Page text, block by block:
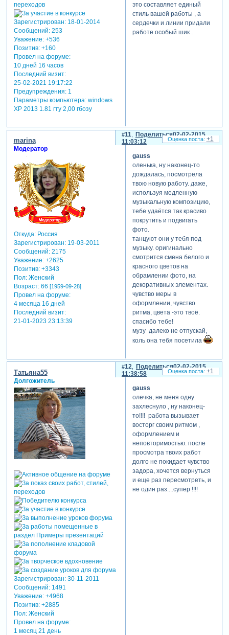
Зарегистрирован: 18-01-2014
Сообщений:253
Уважение: +536
Позитив: +160
Провел на форуме:
10 дней 16 часов
Последний визит:
25-02-2021 19:17:22
Предупреждения:1
Параметры компьютера:windows
XP 2013 1.81 гту 2,00 гбозу
это составляет единый
стиль вашей работы , а
сердечки и линии придали
работе особый шик .
Поделиться
11
02-02-2015
11:03:12
marina
Модератор
Откуда:Россия
Зарегистрирован: 19-03-2011
Сообщений:2175
Уважение: +2625
Позитив: +3343
Пол:Женский
Возраст:66 [1959-09-28]
Провел на форуме:
4 месяца 16 дней
Последний визит:
21-01-2023 23:13:39
gauss
оленька, ну наконец-то
дождалась, посмотрела
твою новую работу. даже,
используя медленную
музыкальную композицию,
тебе удаётся так красиво
покрутить и подвигать
фото.
танцуют они у тебя под
музыку. оригинально
смотрится смена белого и
красного цветов на
обрамлении фото, на
декоративных элементах.
чувство меры в
оформлении, чувство
ритма, цвета -это твоё.
спасибо тебе!
музу далеко не отпускай,
коль она тебя посетила
+1
Поделиться
12
02-02-2015
11:38:58
Татьяна55
Долгожитель
Зарегистрирован: 30-11-2011
Сообщений:1491
Уважение: +4968
Позитив: +2885
Пол:Женский
Провел на форуме:
1 месяц 21 день
gauss
олечка, не меня одну
захлеснуло , ну наконец-
то!!!! работа вызывает
восторг своим ритмом ,
оформлением и
неповторимостью. после
просмотра твоих работ
долго не покидает чувство
задора, хочется вернуться
и еще раз пересмотреть, и
не один раз....супер !!!!
+1